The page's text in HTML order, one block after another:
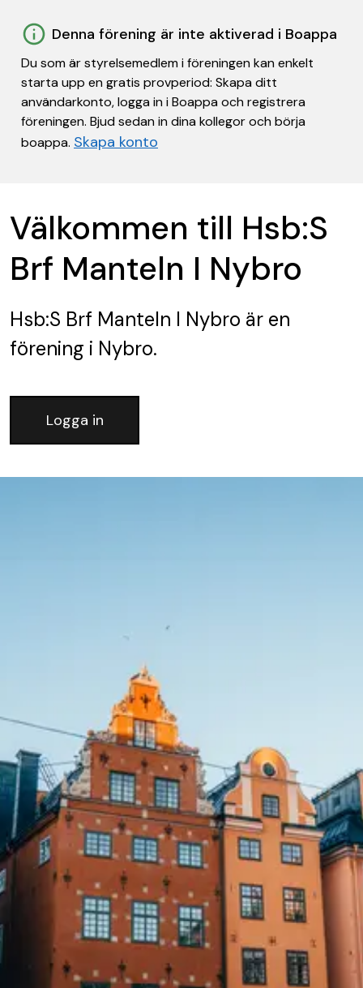
Denna förening är inte aktiverad i Boappa
Du som är styrelsemedlem i föreningen kan enkelt
starta upp en gratis provperiod: Skapa ditt
användarkonto, logga in i Boappa och registrera
föreningen. Bjud sedan in dina kollegor och börja
boappa. Skapa konto
Välkommen till Hsb:S
Brf Manteln I Nybro
Hsb:S Brf Manteln I Nybro är en
förening i Nybro.
Logga in